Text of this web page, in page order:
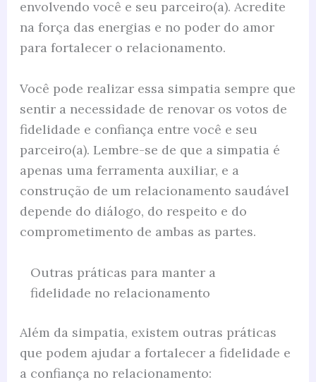
envolvendo você e seu parceiro(a). Acredite
na força das energias e no poder do amor
para fortalecer o relacionamento.
Você pode realizar essa simpatia sempre que
sentir a necessidade de renovar os votos de
fidelidade e confiança entre você e seu
parceiro(a). Lembre-se de que a simpatia é
apenas uma ferramenta auxiliar, e a
construção de um relacionamento saudável
depende do diálogo, do respeito e do
comprometimento de ambas as partes.
Outras práticas para manter a
fidelidade no relacionamento
Além da simpatia, existem outras práticas
que podem ajudar a fortalecer a fidelidade e
a confiança no relacionamento: